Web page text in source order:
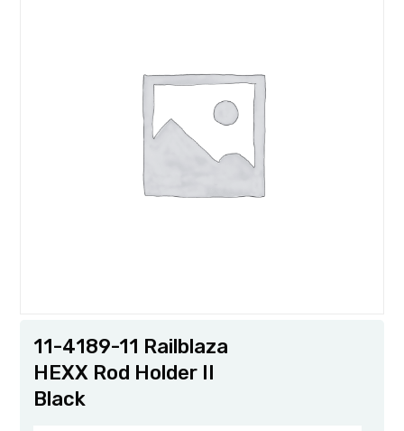
11-4189-11 Railblaza
HEXX Rod Holder II
Black